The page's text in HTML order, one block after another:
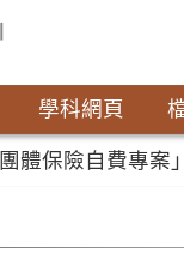
學科網頁
體保險自費專